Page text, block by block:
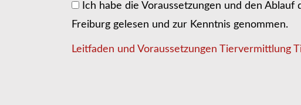
Ich habe die Voraussetzungen und den
Freiburg gelesen und zur Kenntnis genommen.
Leitfaden und Voraussetzungen Tiervermittlung